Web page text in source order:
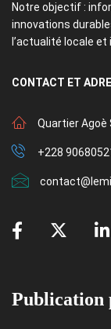
Notre objectif :
innovations
l’actualité locale
CONTACT ET
Quartier Agoè
+228
Publication